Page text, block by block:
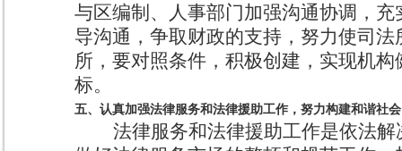
与区编制、人事部门加强沟通协调，
导沟通，争取财政的支持，努力使司
所，要对照条件，积极创建，实现机
标。
五、认真加强法律服务和法律援助工作，努力构建和谐社会
法律服务和法律援助工作是依法